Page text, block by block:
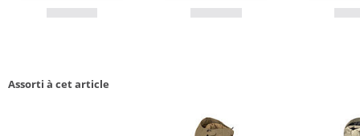
Assorti à cet article